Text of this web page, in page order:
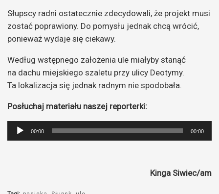
Słupscy radni ostatecznie zdecydowali, że projekt musi
zostać poprawiony. Do pomysłu jednak chcą wrócić,
ponieważ wydaje się ciekawy.
Według wstępnego założenia ule miałyby stanąć
na dachu miejskiego szaletu przy ulicy Deotymy.
Ta lokalizacja się jednak radnym nie spodobała.
Posłuchaj materiału naszej reporterki:
Odtwarzacz
plików
00:00 00:00
Kinga Siwiec/am